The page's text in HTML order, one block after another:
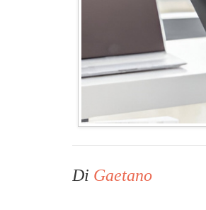
Di Gaetano